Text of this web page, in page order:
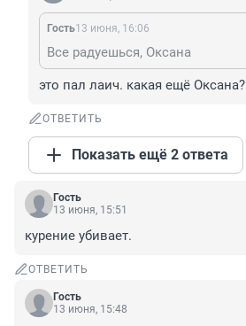
Гость13 июня, 16:06
Все радуешься, Оксана
это пал лаич. какая ещё Оксана?
ОТВЕТИТЬ
Показать ещё 2 ответа
Гость
13 июня, 15:51
курение убивает.
ОТВЕТИТЬ
Гость
13 июня, 15:48